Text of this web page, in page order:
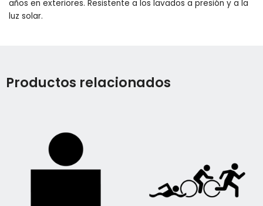
años en exteriores. Resistente a los lavados a presión y a la
luz solar.
Productos relacionados